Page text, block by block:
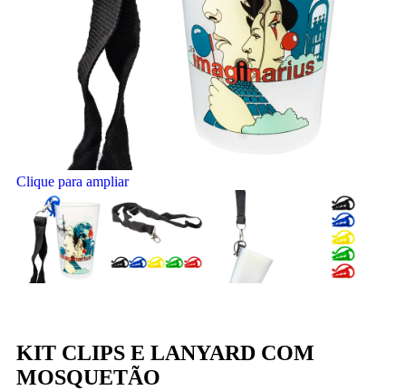
Clique para ampliar
KIT CLIPS E LANYARD COM
MOSQUETÃO